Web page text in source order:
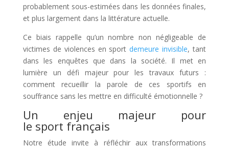
probablement sous-estimées dans les données finales,
et plus largement dans la littérature actuelle.
Ce biais rappelle qu’un nombre non négligeable de
victimes de violences en sportdemeure invisible, tant
dans les enquêtes que dans la société. Il met en
lumière un défi majeur pour les travaux futurs :
comment recueillir la parole de ces sportifs en
souffrance sans les mettre en difficulté émotionnelle ?
Un enjeu majeur pour
le sport français
Notre étude invite à réfléchir aux transformations